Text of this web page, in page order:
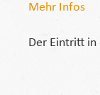
Mehr Infos
Der Eintritt in